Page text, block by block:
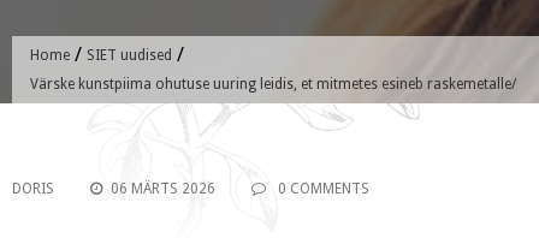
Home / SIET uudised /
Värske kunstpiima ohutuse uuring leidis, et mitmetes esineb raskemetalle/
DORIS 06 MÄRTS 2026 0 COMMENTS